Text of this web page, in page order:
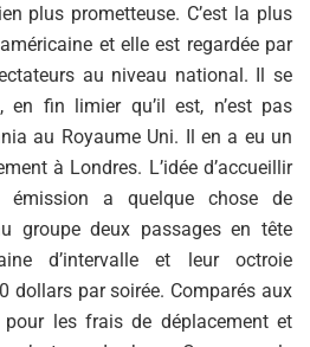
plus prometteuse. C’est la plus
et elle est regardée par
au niveau national. Il se
en fin limier qu’il est, n’est pas
au Royaume Uni. Il en a eu un
à Londres. L’idée d’accueillir
a quelque chose de
groupe deux passages en tête
d’intervalle et leur octroie
dollars par soirée. Comparés aux
les frais de déplacement et